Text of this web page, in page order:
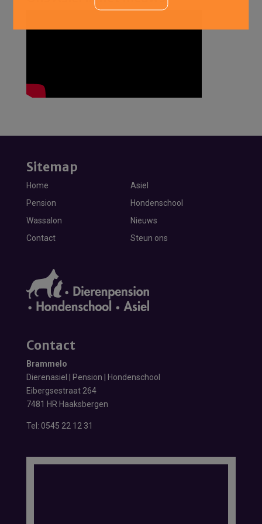
Sitemap
Home
Asiel
Pension
Hondenschool
Wassalon
Nieuws
Contact
Steun ons
Contact
Brammelo
Dierenasiel | Pension | Hondenschool
Eibergsestraat 264
7481 HR Haaksbergen
Tel: 0545 22 12 31